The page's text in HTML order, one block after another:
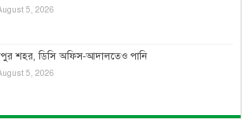
5, 2026
শহর, ডিসি অফিস-আদালতেও পানি
5, 2026